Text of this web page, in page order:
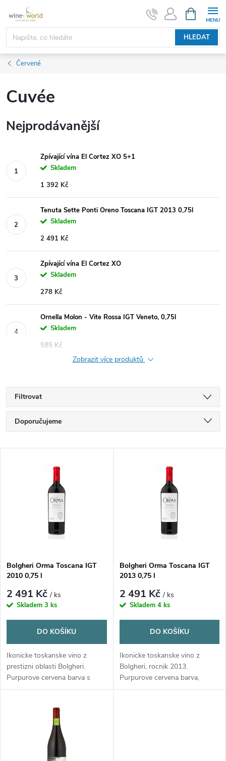
obsah
HLEDAT
NÁKUPNÍ
KOŠÍK
Červené
Cuvée
Nejprodávanější
Zpívající vína El Cortez XO 5+1
Skladem
1 392 Kč
Tenuta Sette Ponti Oreno Toscana IGT 2013 0,75l
Skladem
2 491 Kč
Zpívající vína El Cortez XO
Skladem
278 Kč
Ornella Molon - Vite Rossa IGT Veneto, 0,75l
Skladem
585 Kč
Zobrazit více produktů
Filtrovat
Ř
a
p
r
o
d
u
Doporučujeme
Nejprodávanější
s
p
r
d
u
Bolgheri Orma Toscana IGT
2010 0,75 l
2 491 Kč/ ks
Skladem 3 ks
DO KOŠÍKU
Ikonicke toskanske vino z
prestizni oblasti Bolgheri.
Purpurove cervena barva s
nadechem fialove, bohate
Bolgheri Orma Toscana IGT
2013 0,75 l
2 491 Kč/ ks
Skladem 4 ks
DO KOŠÍKU
Ikonicke toskanske vino z
Bolgheri, rocnik 2013.
Purpurove cervena barva,
bohate aroma bobuloveho